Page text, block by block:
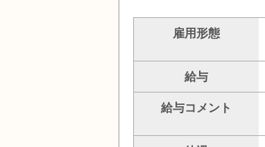
雇用形態
給与
給与コメント